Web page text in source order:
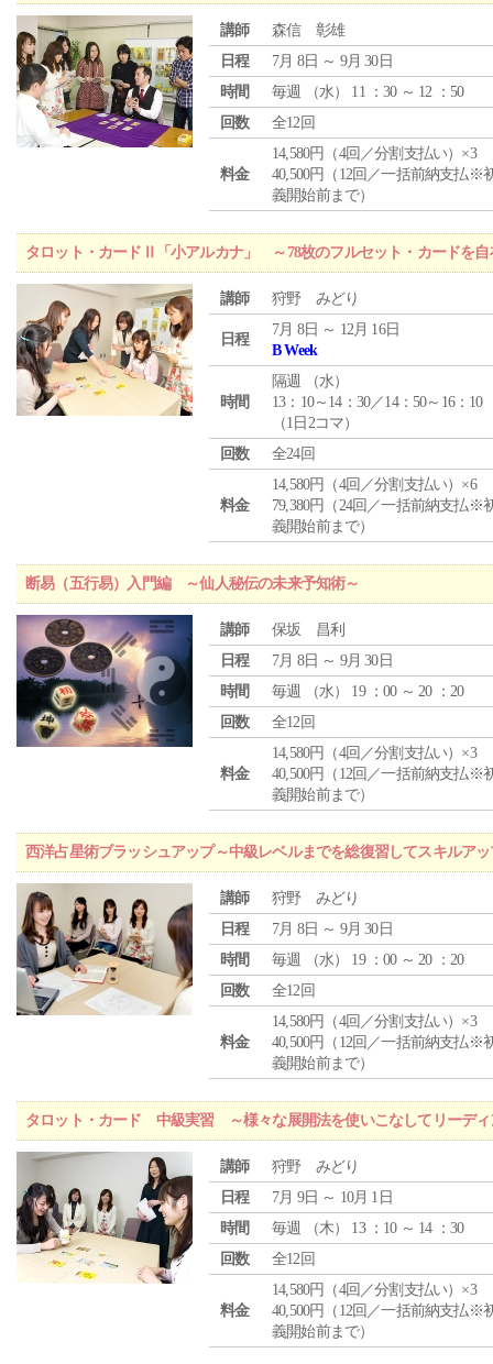
講師
森信 彰雄
日程
7月 8日 ～ 9月 30日
時間
毎週 （水） 11 ：30 ～ 12 ：50
回数
全12回
料金
14,580円（4回／分割支払い）×3
40,500円（12回／一括前納支払※
義開始前まで）
タロット・カードⅡ「小アルカナ」 ～78枚のフルセット・カードを自
講師 狩野 みどり
日程
7月 8日 ～ 12月 16日
B Week
時間
隔週 （水）
13：10～14：30／14：50～16：10
（1日2コマ）
回数
全24回
料金
14,580円（4回／分割支払い）×6
79,380円（24回／一括前納支払※
義開始前まで）
断易（五行易）入門編 ～仙人秘伝の未来予知術～
講師
保坂 昌利
日程
7月 8日 ～ 9月 30日
時間
毎週 （水） 19 ：00 ～ 20 ：20
回数
全12回
料金
14,580円（4回／分割支払い）×3
40,500円（12回／一括前納支払※
義開始前まで）
西洋占星術ブラッシュアップ～中級レベルまでを総復習してスキルア
講師
狩野 みどり
日程
7月 8日 ～ 9月 30日
時間
毎週 （水） 19 ：00 ～ 20 ：20
回数
全12回
料金
14,580円（4回／分割支払い）×3
40,500円（12回／一括前納支払※
義開始前まで）
タロット・カード 中級実習 ～様々な展開法を使いこなしてリーディ
講師
狩野 みどり
日程
7月 9日 ～ 10月 1日
時間
毎週 （木） 13 ：10 ～ 14 ：30
回数
全12回
料金
14,580円（4回／分割支払い）×3
40,500円（12回／一括前納支払※
義開始前まで）